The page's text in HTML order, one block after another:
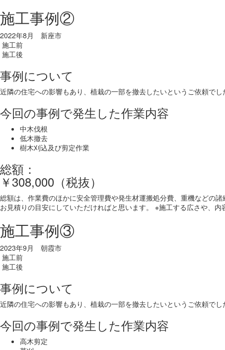
施工事例②
2022年8月 新座市
施工前
施工後
事例について
近隣の住宅への影響もあり、植栽の一部を撤去したいというご依頼で
今回の事例で発生した作業内容
中木伐根
低木撤去
樹木刈込及び剪定作業
総額：
￥308,000（税抜）
総額は、作業費のほかに安全管理費や発生材運搬処分費、重機などの諸
お見積りの目安にしていただければと思います。 ※施工する広さや、内
施工事例③
2023年9月 朝霞市
施工前
施工後
事例について
近隣の住宅への影響もあり、植栽の一部を撤去したいというご依頼で
今回の事例で発生した作業内容
高木剪定